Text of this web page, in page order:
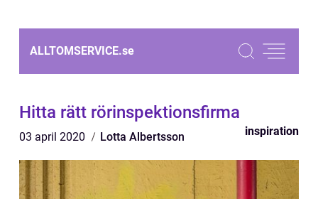
ALLTOMSERVICE.se
Hitta rätt rörinspektionsfirma
03 april 2020 Lotta Albertsson inspiration